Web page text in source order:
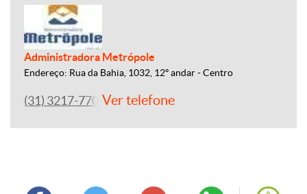
Administradora Metrópole
Endereço: Rua da Bahia, 1032, 12º andar - Centro
(31) 3217-7700Ver telefone